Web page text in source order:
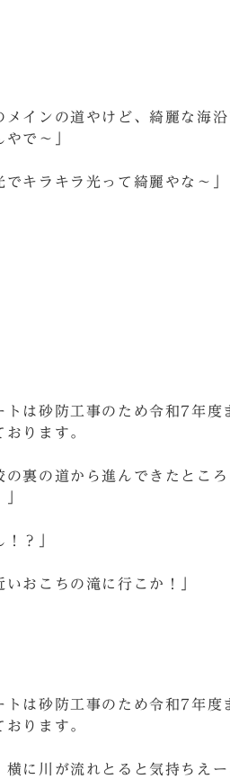
メインの道やけど、綺麗な海
やで～」
キラキラ光って綺麗やな～」
は砂防工事のため令和7年度
ります。
の裏の道から進んできたとこ
？」
おこちの滝に行こか！」
は砂防工事のため令和7年度
ります。
横に川が流れとると気持ちえ